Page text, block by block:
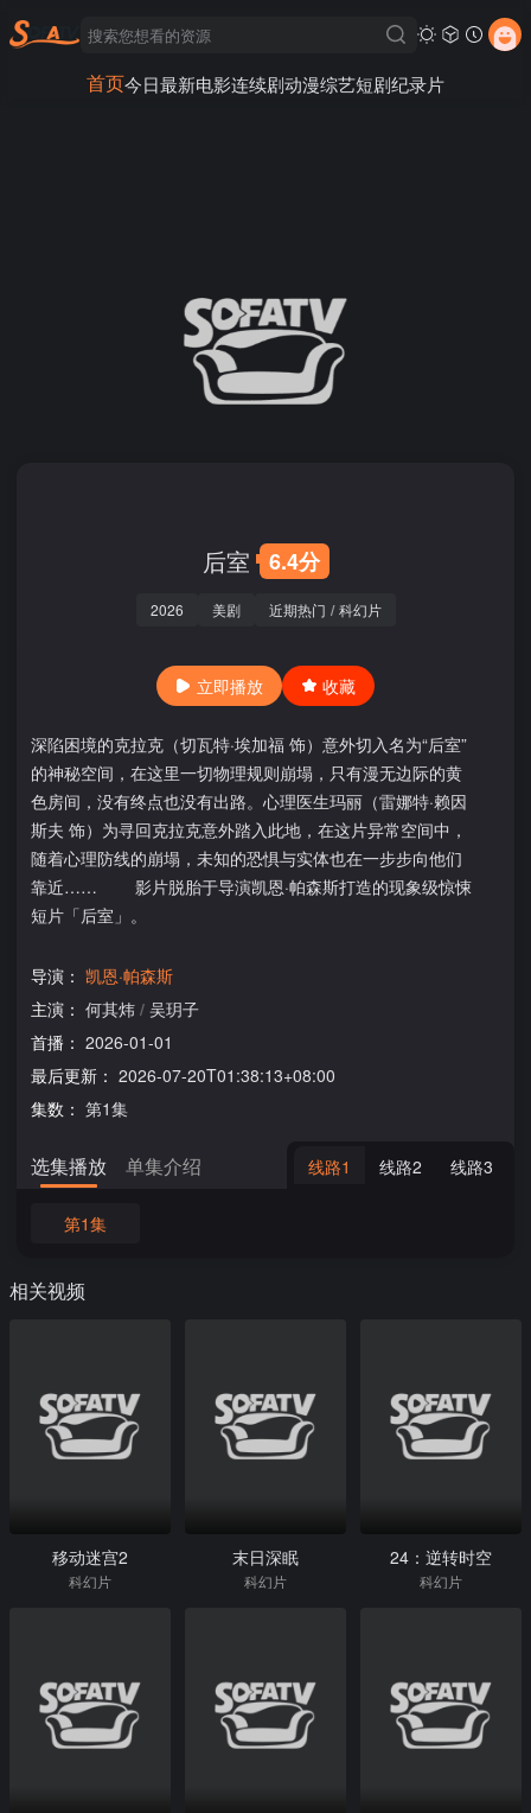
首页今日最新电影连续剧动漫综艺短剧纪录片
后室 6.4分
2026 美剧 近期热门 / 科幻片
立即播放 收藏
深陷困境的克拉克（切瓦特·埃加福 饰）意外切入名为“后室”
的神秘空间，在这里一切物理规则崩塌，只有漫无边际的黄
色房间，没有终点也没有出路。心理医生玛丽（雷娜特·赖因
斯夫 饰）为寻回克拉克意外踏入此地，在这片异常空间中，
随着心理防线的崩塌，未知的恐惧与实体也在一步步向他们
靠近…… 影片脱胎于导演凯恩·帕森斯打造的现象级惊悚
短片「后室」。
导演： 凯恩·帕森斯
主演： 何其炜 / 吴玥子
首播： 2026-01-01
最后更新： 2026-07-20T01:38:13+08:00
集数： 第1集
选集播放 单集介绍 线路1 线路2 线路3
第1集
相关视频
移动迷宫2
科幻片
末日深眠
科幻片
24：逆转时空
科幻片